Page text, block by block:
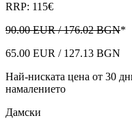
RRP: 115€
90.00 EUR / 176.02 BGN*
65.00 EUR / 127.13 BGN
Най-ниската цена от 30
намалението
Дамски